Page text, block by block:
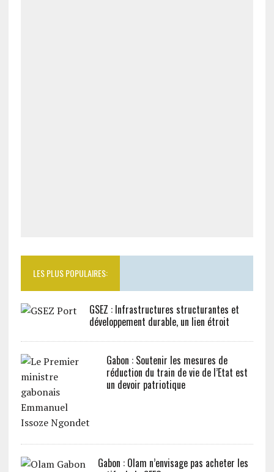
LES PLUS POPULAIRES:
GSEZ : Infrastructures structurantes et
développement durable, un lien étroit
Gabon : Soutenir les mesures de
réduction du train de vie de l’Etat est
un devoir patriotique
Gabon : Olam n’envisage pas acheter les